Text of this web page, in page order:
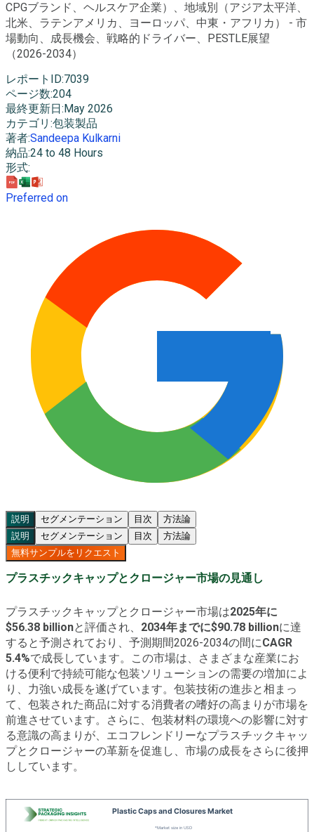
CPGブランド、ヘルスケア企業）、地域別（アジア太平洋、
北米、ラテンアメリカ、ヨーロッパ、中東・アフリカ） - 市
場動向、成長機会、戦略的ドライバー、PESTLE展望
（2026-2034）
レポートID:7039
ページ数:204
最終更新日 : May 2026
カテゴリ :包装製品
著者:Sandeepa Kulkarni
納品:24 to 48 Hours
形式:
Preferred on
説明 セグメンテーション 目次
方法論
説明
セグメンテーション 目次
方法論
無料サンプルをリクエスト
プラスチックキャップとクロージャー市場の見通し
プラスチックキャップとクロージャー市場は2025年に
$56.38 billionと評価され、 2034年までに$90.78 billionに達
すると予測されており、予測期間2026-2034の間にCAGR
5.4%で成長しています。この市場は、さまざまな産業にお
ける便利で持続可能な包装ソリューションの需要の増加によ
り、力強い成長を遂げています。包装技術の進歩と相まっ
て、包装された商品に対する消費者の嗜好の高まりが市場を
前進させています。さらに、包装材料の環境への影響に対す
る意識の高まりが、エコフレンドリーなプラスチックキャッ
プとクロージャーの革新を促進し、市場の成長をさらに後押
ししています。